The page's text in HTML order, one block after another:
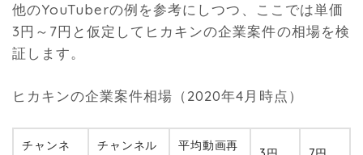
他のYouTuberの例を参考にしつつ、ここでは単価
3円～7円と仮定してヒカキンの企業案件の相場を検
証します。
ヒカキンの企業案件相場（2020年4月時点）
チャンネ
チャンネル
平均動画再